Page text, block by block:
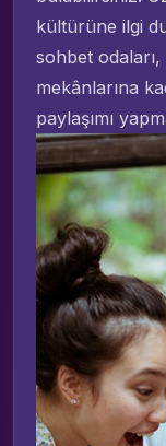
kültürüne ilgi
sohbet
mekânlarına
paylaşımı